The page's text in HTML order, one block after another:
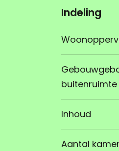
Indeling
buitenruimte
Inhoud
Aantal